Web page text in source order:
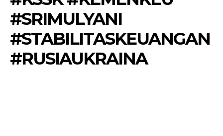
#SRIMULYANI
#STABILITASKEUANGAN
#RUSIAUKRAINA